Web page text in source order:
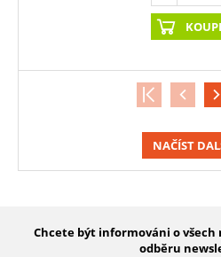
NAČÍST
Chcete být informováni o všech
odběru